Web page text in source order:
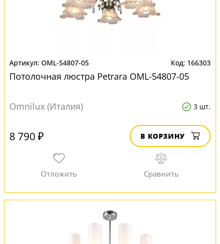
OML-54807-05 166303
Потолочная люстра Petrara OML-54807-05
Omnilux (Италия) 3 шт.
8 790 ₽ В КОРЗИНУ